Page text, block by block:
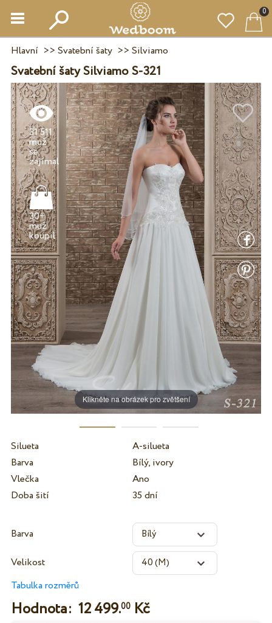
0
Hlavní >> Svatební šaty>> Silviamo
Svatební šaty Silviamo S-321
Klikněte na obrázek pro zvětšení
31 511
muž
se
30+
muž
koupil
Silueta
A-silueta
Barva
Bílý, ivory
Vlečka
Ano
Doba šití
35 dní
Barva
Velikost
Tabulka rozměrů
Hodnota: 12 499.00Kč